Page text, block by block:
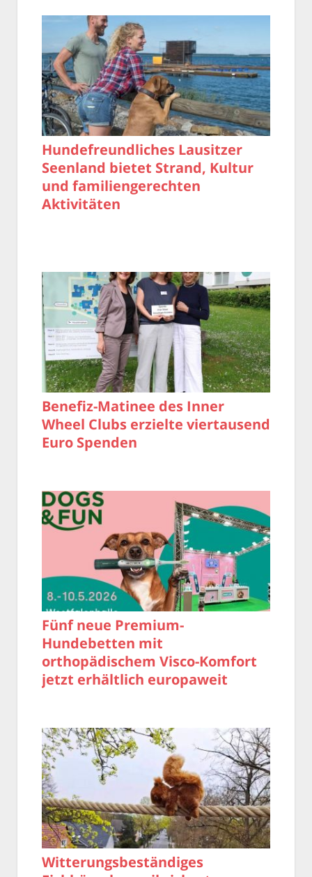
Hundefreundliches Lausitzer
Seenland bietet Strand, Kultur
und familiengerechten
Aktivitäten
Benefiz-Matinee des Inner
Wheel Clubs erzielte viertausend
Euro Spenden
Fünf neue Premium-
Hundebetten mit
orthopädischem Visco-Komfort
jetzt erhältlich europaweit
Witterungsbeständiges